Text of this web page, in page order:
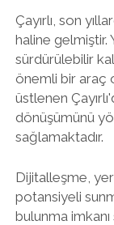
Çayırlı, son
haline gelmiştir.
sürdürülebilir
önemli bir araç
üstlenen
dönüşümünü
sağlamaktadır.
Dijitalleşme,
potansiyeli
bulunma imkanı